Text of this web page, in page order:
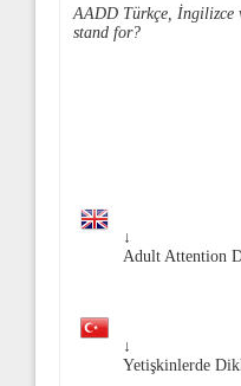
AADD Türkçe, İngilizce
stand for?
↓
Adult Attention
↓
Yetişkinlerde